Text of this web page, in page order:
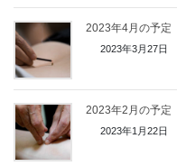
2023年4月の予定
2023年3月27日
2023年2月の予定
2023年1月22日